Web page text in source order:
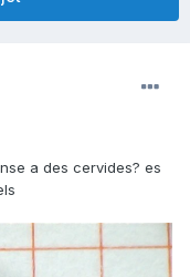
a des cervides? es